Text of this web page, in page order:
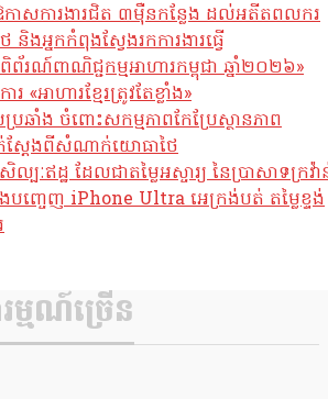
កាសការងារជិត ៣ម៉ឺនកន្លែង ដល់អតីតពលករ
ងអ្នកកំពុងស្វែងរកការងារធ្វើ
ព័រណ៍ពាណិជ្ជកម្មអាហារកម្ពុជា ឆ្នាំ២០២៦»
«អាហារខ្មែរត្រូវតែខ្លាំង»
រឆាំង ចំពោះសកម្មភាពកែប្រែស្ថានភាព
ស្តែងពីសំណាក់យោធាថៃ
ល្បៈឥដ្ឋ ដែលជាតម្លៃអស្ចារ្យ នៃប្រាសាទក្រវ៉
ញ្ចេញ iPhone Ultra អេក្រង់បត់ តម្លៃខ្ទង់
ម្មណ៍ច្រើន